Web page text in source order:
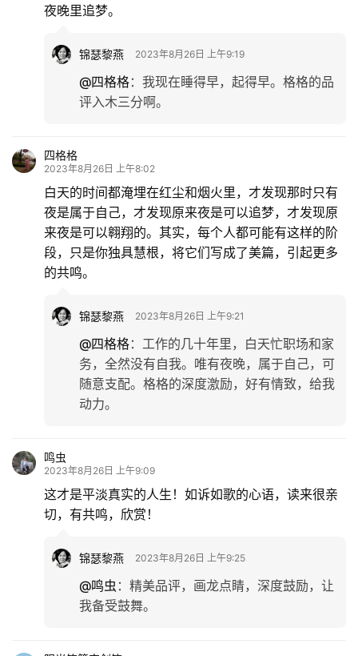
夜晚里追梦。
锦瑟黎燕 2023年8月26日 上午9:19
@四格格： 我现在睡得早，起得早。格格的品
评入木三分啊。
四格格
2023年8月26日 上午8:02
白天的时间都淹埋在红尘和烟火里，才发现那时只有
夜是属于自己，才发现原来夜是可以追梦，才发现原
来夜是可以翱翔的。其实，每个人都可能有这样的阶
段，只是你独具慧根，将它们写成了美篇，引起更多
的共鸣。
锦瑟黎燕 2023年8月26日 上午9:21
@四格格： 工作的几十年里，白天忙职场和家
务，全然没有自我。唯有夜晚，属于自己，可
随意支配。格格的深度激励，好有情致，给我
动力。
鸣虫
2023年8月26日 上午9:09
这才是平淡真实的人生！如诉如歌的心语，读来很亲
切，有共鸣，欣赏！
锦瑟黎燕 2023年8月26日 上午9:25
@鸣虫 ： 精美品评，画龙点睛，深度鼓励，让
我备受鼓舞。